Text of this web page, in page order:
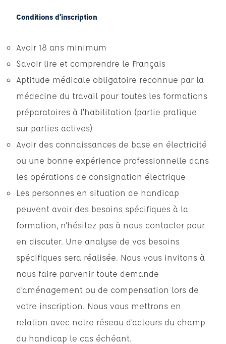
Conditions d'inscription
Avoir 18 ans minimum
Savoir lire et comprendre le Français
Aptitude médicale obligatoire reconnue par la
médecine du travail pour toutes les formations
préparatoires à l’habilitation (partie pratique
sur parties actives)
Avoir des connaissances de base en électricité
ou une bonne expérience professionnelle dans
les opérations de consignation électrique
Les personnes en situation de handicap
peuvent avoir des besoins spécifiques à la
formation, n’hésitez pas à nous contacter pour
en discuter. Une analyse de vos besoins
spécifiques sera réalisée. Nous vous invitons à
nous faire parvenir toute demande
d’aménagement ou de compensation lors de
votre inscription. Nous vous mettrons en
relation avec notre réseau d’acteurs du champ
du handicap le cas échéant.